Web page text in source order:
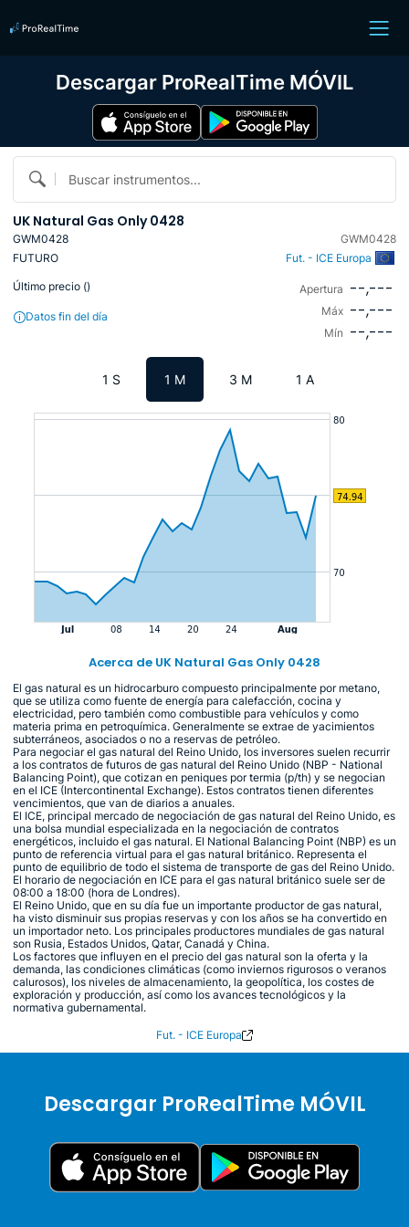
Buscar instrumentos...
UK Natural Gas Only 0428
GWM0428
GWM0428
FUTURO
Fut. - ICE Europa
Último precio ()
Datos fin del día
Apertura --,---
Máx --,---
Mín --,---
1 S 1 M 3 M 1 A
Acerca de UK Natural Gas Only 0428
El gas natural es un hidrocarburo compuesto principalmente por metano,
que se utiliza como fuente de energía para calefacción, cocina y
electricidad, pero también como combustible para vehículos y como
materia prima en petroquímica. Generalmente se extrae de yacimientos
subterráneos, asociados o no a reservas de petróleo.
Para negociar el gas natural del Reino Unido, los inversores suelen recurrir
a los contratos de futuros de gas natural del Reino Unido (NBP - National
Balancing Point), que cotizan en peniques por termia (p/th) y se negocian
en el ICE (Intercontinental Exchange). Estos contratos tienen diferentes
vencimientos, que van de diarios a anuales.
El ICE, principal mercado de negociación de gas natural del Reino Unido, es
una bolsa mundial especializada en la negociación de contratos
energéticos, incluido el gas natural. El National Balancing Point (NBP) es un
punto de referencia virtual para el gas natural británico. Representa el
punto de equilibrio de todo el sistema de transporte de gas del Reino Unido.
El horario de negociación en ICE para el gas natural británico suele ser de
08:00 a 18:00 (hora de Londres).
El Reino Unido, que en su día fue un importante productor de gas natural,
ha visto disminuir sus propias reservas y con los años se ha convertido en
un importador neto. Los principales productores mundiales de gas natural
son Rusia, Estados Unidos, Qatar, Canadá y China.
Los factores que influyen en el precio del gas natural son la oferta y la
demanda, las condiciones climáticas (como inviernos rigurosos o veranos
calurosos), los niveles de almacenamiento, la geopolítica, los costes de
exploración y producción, así como los avances tecnológicos y la
normativa gubernamental.
Fut. - ICE Europa
Descargar ProRealTime MÓVIL
Descargar ProRealTime MÓVIL